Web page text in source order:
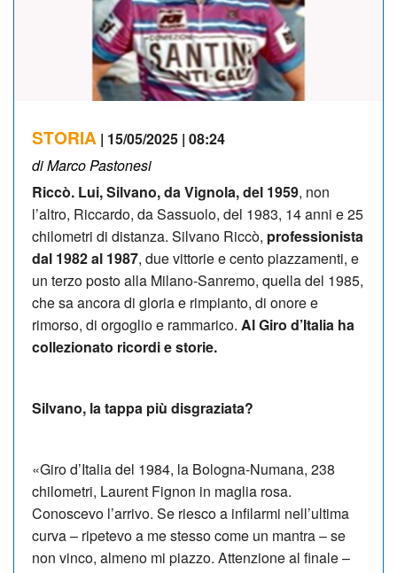
STORIA | 15/05/2025 | 08:24
di Marco Pastonesi
Riccò. Lui, Silvano, da Vignola, del 1959, non
l’altro, Riccardo, da Sassuolo, del 1983, 14 anni e 25
chilometri di distanza. Silvano Riccò, professionista
dal 1982 al 1987, due vittorie e cento piazzamenti, e
un terzo posto alla Milano-Sanremo, quella del 1985,
che sa ancora di gloria e rimpianto, di onore e
rimorso, di orgoglio e rammarico. Al Giro d’Italia ha
collezionato ricordi e storie.
Silvano, la tappa più disgraziata?
«Giro d’Italia del 1984, la Bologna-Numana, 238
chilometri, Laurent Fignon in maglia rosa.
Conoscevo l’arrivo. Se riesco a infilarmi nell’ultima
curva – ripetevo a me stesso come un mantra – se
non vinco, almeno mi piazzo. Attenzione al finale –